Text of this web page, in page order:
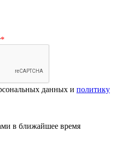
*
данных и политику
в ближайшее время